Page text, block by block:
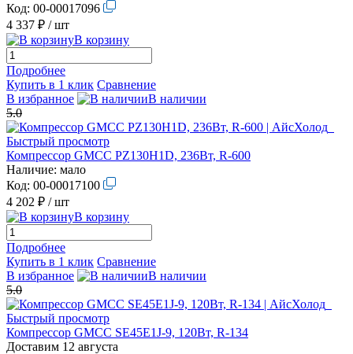
Код: 00-00017096
4 337 ₽ / шт
В корзину
Подробнее
Купить в 1 клик Сравнение
В избранное
В наличии
5.0
Быстрый просмотр
Компрессор GMCC PZ130H1D, 236Вт, R-600
Наличие: мало
Код: 00-00017100
4 202 ₽ / шт
В корзину
Подробнее
Купить в 1 клик Сравнение
В избранное
В наличии
5.0
Быстрый просмотр
Компрессор GMCC SE45E1J-9, 120Вт, R-134
Доставим 12 августа